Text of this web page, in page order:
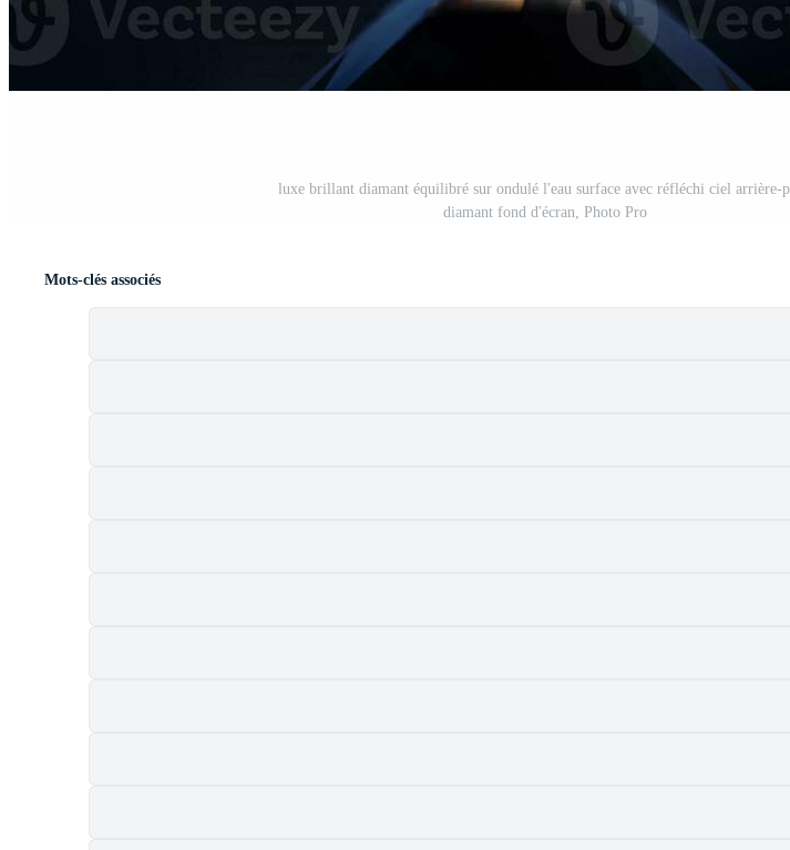
luxe brillant diamant équilibré sur ondulé l'eau surface avec réfléchi ciel arrière-
diamant fond d'écran, Photo Pro
Mots-clés associés